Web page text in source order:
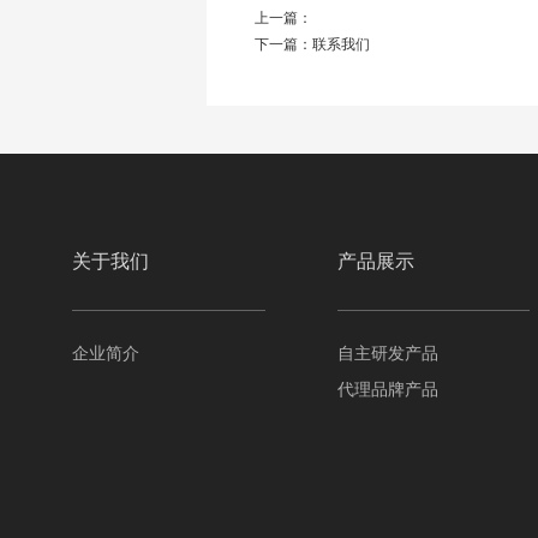
上一篇：
下一篇： 联系我们
关于我们
企业简介
产品展示
自主研发产品
代理品牌产品